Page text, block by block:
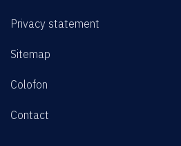
Privacy statement
Sitemap
Colofon
Contact